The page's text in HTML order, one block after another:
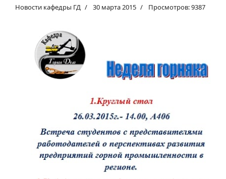
Новости кафедры ГД 30 марта 2015 Просмотров: 9387